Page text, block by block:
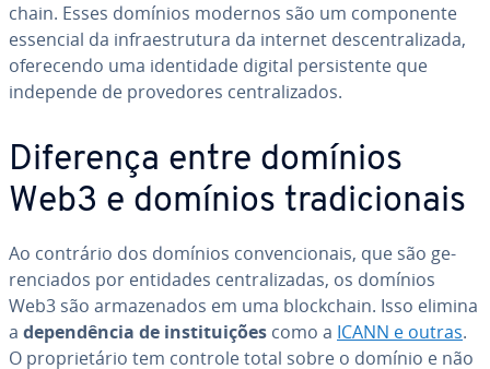
chain. Esses domínios modernos são um com­po­nente
essencial da in­fra­es­tru­tura da internet des­cen­tra­li­zada,
ofe­re­cendo uma iden­ti­dade digital per­sis­tente que
independe de pro­ve­do­res cen­tra­li­za­dos.
Diferença entre domínios
Web3 e domínios tra­di­ci­o­nais
Ao contrário dos domínios con­ven­ci­o­nais, que são ge­
ren­ci­a­dos por entidades cen­tra­li­za­das, os domínios
Web3 são ar­ma­ze­na­dos em uma block­chain. Isso elimina
a de­pen­dên­cia de ins­ti­tui­ções como a ICANN e outras.
O pro­pri­e­tá­rio tem controle total sobre o domínio e não